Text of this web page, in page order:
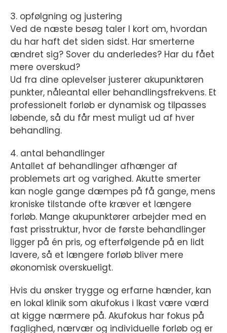
3. opfølgning og justering
Ved de næste besøg taler I kort om, hvordan
du har haft det siden sidst. Har smerterne
ændret sig? Sover du anderledes? Har du fået
mere overskud?
Ud fra dine oplevelser justerer akupunktøren
punkter, nåleantal eller behandlingsfrekvens. Et
professionelt forløb er dynamisk og tilpasses
løbende, så du får mest muligt ud af hver
behandling.
4. antal behandlinger
Antallet af behandlinger afhænger af
problemets art og varighed. Akutte smerter
kan nogle gange dæmpes på få gange, mens
kroniske tilstande ofte kræver et længere
forløb. Mange akupunktører arbejder med en
fast prisstruktur, hvor de første behandlinger
ligger på én pris, og efterfølgende på en lidt
lavere, så et længere forløb bliver mere
økonomisk overskueligt.
Hvis du ønsker trygge og erfarne hænder, kan
en lokal klinik som akufokus i Ikast være værd
at kigge nærmere på. Akufokus har fokus på
faglighed, nærvær og individuelle forløb og er